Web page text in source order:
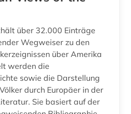
über 32.000 Einträge
Wegweiser zu den
über Amerika
werden die
sowie die Darstellung
durch Europäer in der
Sie basiert auf der